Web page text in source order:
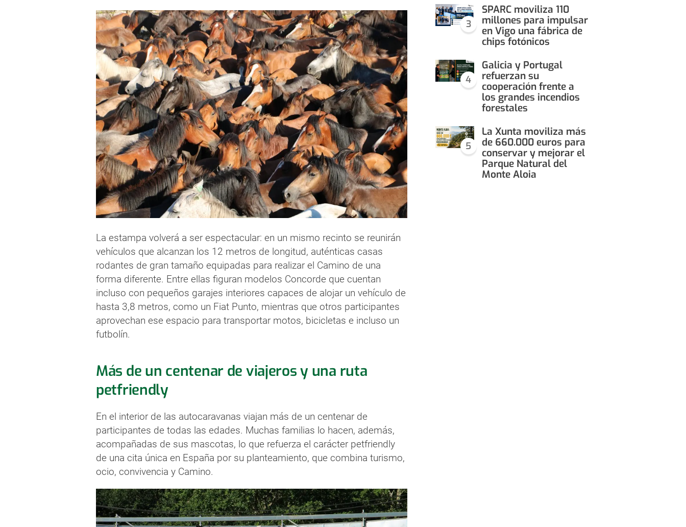
La estampa volverá a ser espectacular: en un mismo recinto se reunirán
vehículos que alcanzan los 12 metros de longitud, auténticas casas
rodantes de gran tamaño equipadas para realizar el Camino de una
forma diferente. Entre ellas figuran modelos Concorde que cuentan
incluso con pequeños garajes interiores capaces de alojar un vehículo de
hasta 3,8 metros, como un Fiat Punto, mientras que otros participantes
aprovechan ese espacio para transportar motos, bicicletas e incluso un
futbolín.
Más de un centenar de viajeros y una ruta
petfriendly
En el interior de las autocaravanas viajan más de un centenar de
participantes de todas las edades. Muchas familias lo hacen, además,
acompañadas de sus mascotas, lo que refuerza el carácter petfriendly
de una cita única en España por su planteamiento, que combina turismo,
ocio, convivencia y Camino.
3
SPARC moviliza 110
millones para impulsar
en Vigo una fábrica de
chips fotónicos
4
Galicia y Portugal
refuerzan su
cooperación frente a
los grandes incendios
forestales
5
La Xunta moviliza más
de 660.000 euros para
conservar y mejorar el
Parque Natural del
Monte Aloia